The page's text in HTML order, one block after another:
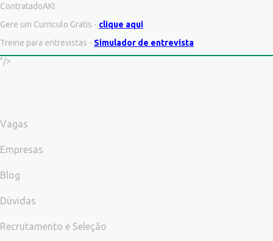
ContratadoAKI
Gere um Curriculo Gratis - clique aqui
Treine para entrevistas - Simulador de entrevista
"/>
Vagas
Empresas
Blog
Dúvidas
Recrutamento e Seleção